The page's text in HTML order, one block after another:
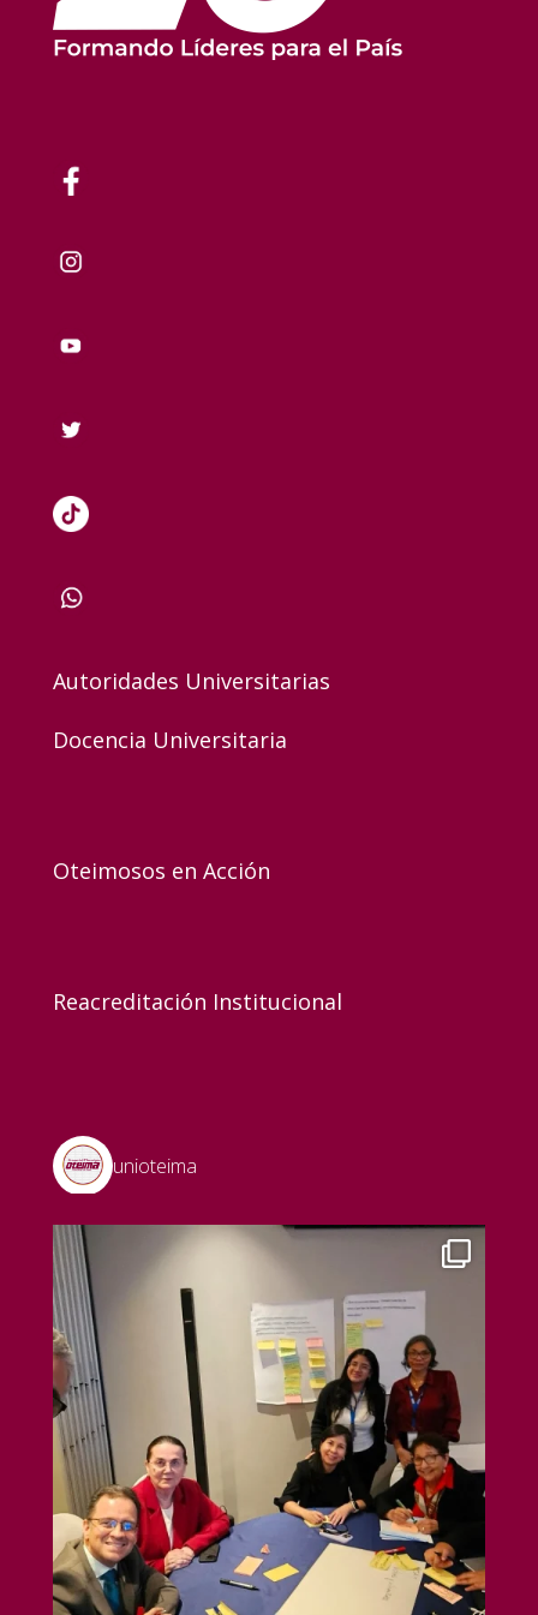
Autoridades Universitarias
Docencia Universitaria
Oteimosos en Acción
Reacreditación Institucional
unioteima